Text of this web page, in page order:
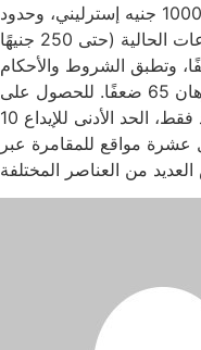
جنيه إسترليني. الحد الأقصى للإيداع 100000 جنيه إسترليني، وحدود
تحويل المكافأة مماثلة لحدود الإيداعات الحالية (حتى 250 جنيهًا
وشروط الرهان 65 ضعفًا، وتطبق الشروط والأحكام
الكاملة. 18 عامًا فأكثر فقط. شروط الرهان 65 ضعفًا. للحصول على
عجلة المكافآت الضخمة – للاعبين الجدد فقط، الحد الأدنى للإيداع 10
عشرة مواقع للمقامرة عبر